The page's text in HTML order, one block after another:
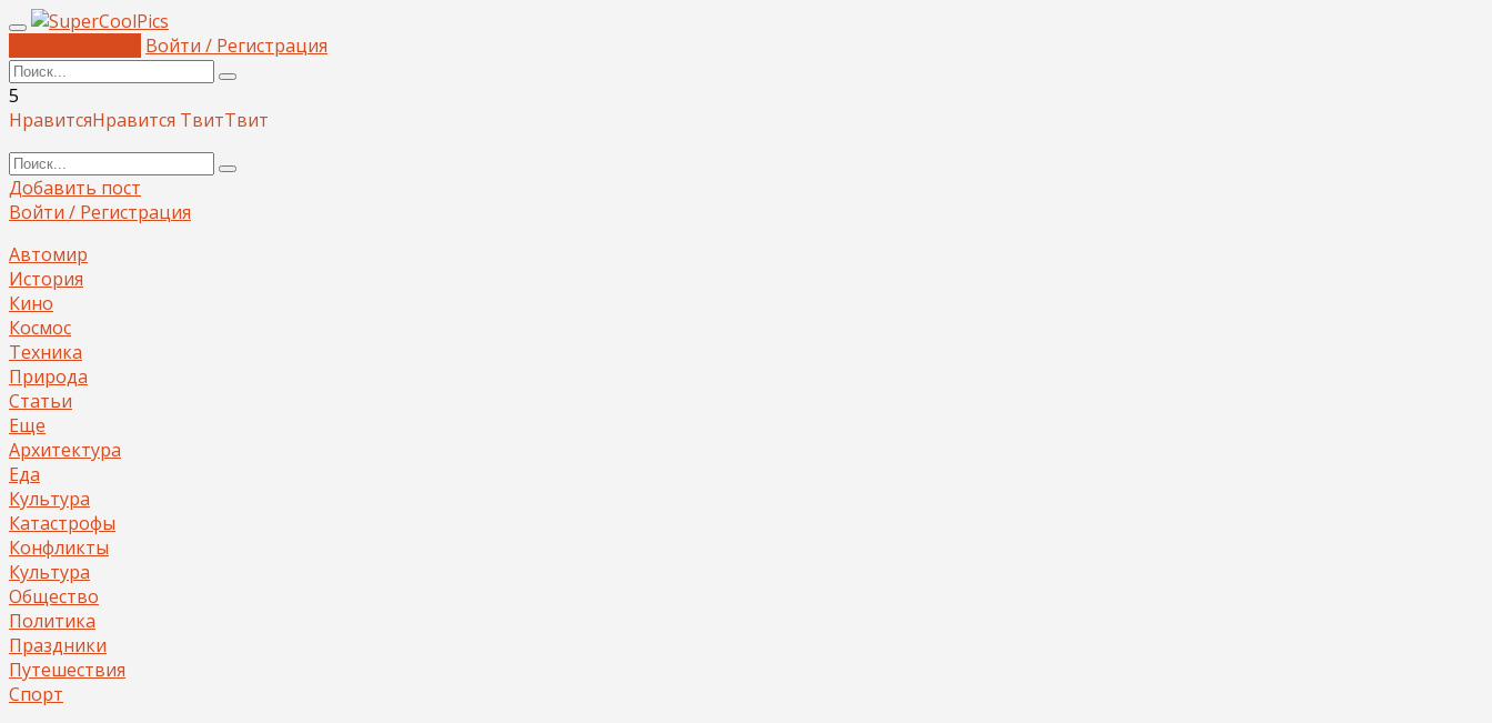
Войти / Регистрация
5
НравитсяНравится ТвитТвит
Добавить пост
Войти / Регистрация
Автомир
История
Кино
Космос
Техника
Природа
Статьи
Еще
Архитектура
Еда
Культура
Катастрофы
Конфликты
Культура
Общество
Политика
Праздники
Путешествия
Спорт